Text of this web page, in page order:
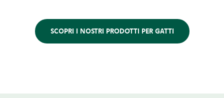
SCOPRI I NOSTRI PRODOTTI PER GATTI